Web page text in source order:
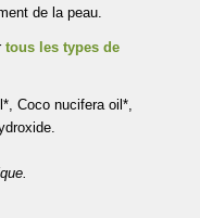
de la peau.
tous les types de
Coco nucifera oil*,